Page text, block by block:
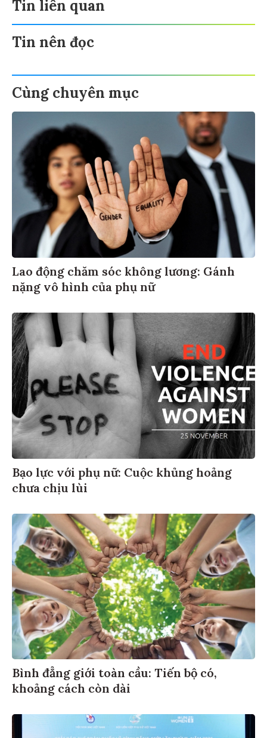
Tin liên quan
Tin nên đọc
Cùng chuyên mục
Lao động chăm sóc không lương: Gánh
nặng vô hình của phụ nữ
Bạo lực với phụ nữ: Cuộc khủng hoảng
chưa chịu lùi
Bình đẳng giới toàn cầu: Tiến bộ có,
khoảng cách còn dài